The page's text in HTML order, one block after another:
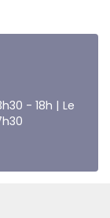
- 18h | Le